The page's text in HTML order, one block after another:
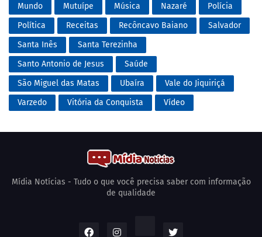
Mundo
Mutuípe Música Nazaré
Polícia
Política
Receitas Recôncavo Baiano
Salvador
Santa Inês
Santa Terezinha
Santo Antonio de Jesus
Saúde
São Miguel das Matas
Ubaíra
Vale do Jiquiriçá
Varzedo
Vitória da Conquista Vídeo
Mídia Notícias - Tudo o que você precisa saber com informação
de qualidade